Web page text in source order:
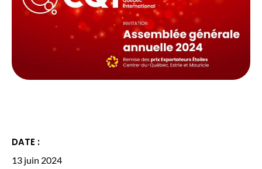
DATE :
13 juin 2024